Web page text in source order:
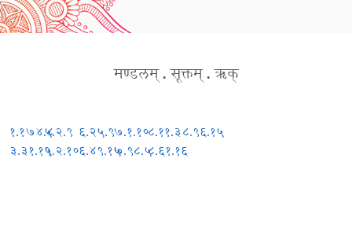
मण्डलम् . सूक्तम् . ऋक्
१.१७४.८
३.३१.१९
५.२.९
५.२.१०
६.२५.९
६.४९.१५
७.१.१०
७.९८.५
८.११.३
८.६१.१६
८.९६.१५